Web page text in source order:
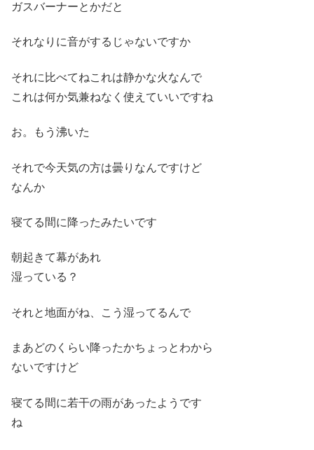
ガスバーナーとかだと
それなりに音がするじゃないですか
それに比べてねこれは静かな火なんで
これは何か気兼ねなく使えていいですね
お。もう沸いた
それで今天気の方は曇りなんですけど
なんか
寝てる間に降ったみたいです
朝起きて幕があれ
湿っている？
それと地面がね、こう湿ってるんで
まあどのくらい降ったかちょっとわから
ないですけど
寝てる間に若干の雨があったようです
ね